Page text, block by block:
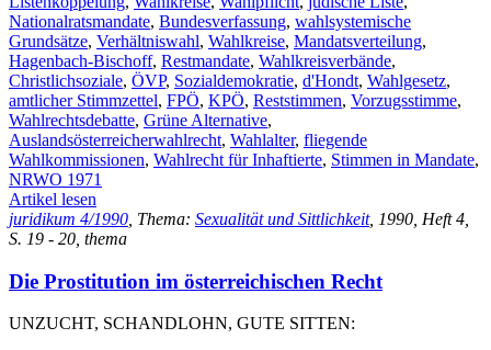
Nationalratsmandate, Bundesverfassung, wahlsystemische
Grundsätze, Verhältniswahl, Wahlkreise, Mandatsverteilung,
Hagenbach-Bischoff, Restmandate, Wahlkreisverbände,
Christlichsoziale, ÖVP, Sozialdemokratie, d'Hondt, Wahlgesetz,
amtlicher Stimmzettel, FPÖ, KPÖ, Reststimmen, Vorzugsstimme,
Wahlrechtsdebatte, Grüne Alternative,
Auslandsösterreicherwahlrecht, Wahlalter, fliegende
Wahlkommissionen, Wahlrecht für Inhaftierte, Stimmen in Mandate,
NRWO 1971
Artikel lesen
juridikum 4/1990 , Thema: Sexualität und Sittlichkeit, 1990, Heft 4,
S. 19 - 20, thema
Die Prostitution im österreichischen Recht
UNZUCHT, SCHANDLOHN, GUTE SITTEN: